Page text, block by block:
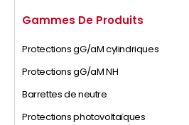
Gammes De Produits
Protections gG/aM cylindriques
Protections gG/aM NH
Barrettes de neutre
Protections photovoltaïques